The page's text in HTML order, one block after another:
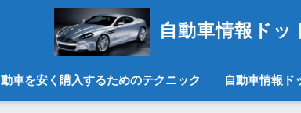
自動車情報ドッ
動車を安く購入するためのテクニック 自動車情報ド